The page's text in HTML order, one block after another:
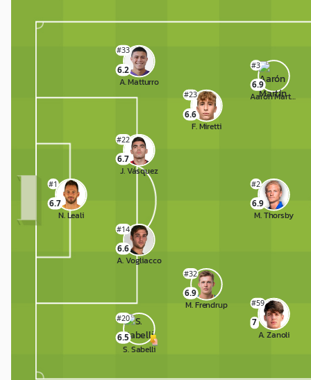
N. Leali
#1
6.7
S. Sabelli
#20
6.5
A. Vogliacco
#14
6.6
J. Vásquez
#22
6.7
A. Matturro
#33
6.2
M. Frendrup
#32
6.9
F. Miretti
#23
6.6
A. Zanoli
#59
7
M. Thorsby
#2
6.9
Aarón Martín
#3
6.9